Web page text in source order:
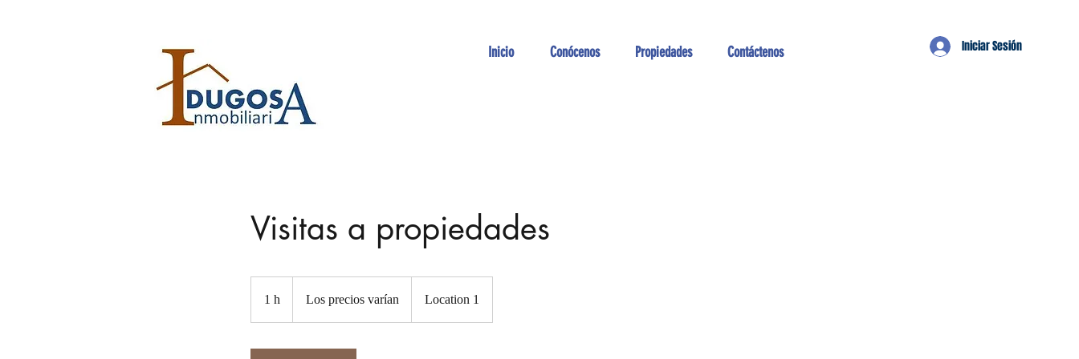
Iniciar Sesión
Inicio Conócenos Propiedades Contáctenos
Visitas a propiedades
1 h
varíanLos precios varían Location 1